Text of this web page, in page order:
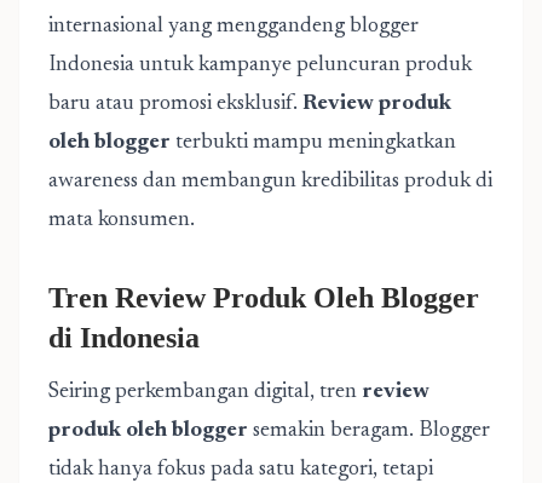
internasional yang menggandeng blogger
Indonesia untuk kampanye peluncuran produk
baru atau promosi eksklusif. Review produk
oleh blogger terbukti mampu meningkatkan
awareness dan membangun kredibilitas produk di
mata konsumen.
Tren Review Produk Oleh Blogger
di Indonesia
Seiring perkembangan digital, tren review
produk oleh blogger semakin beragam. Blogger
tidak hanya fokus pada satu kategori, tetapi